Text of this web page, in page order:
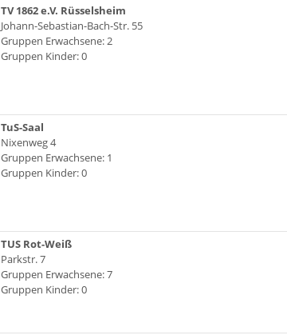
TV 1862 e.V. Rüsselsheim
Johann-Sebastian-Bach-Str. 55
Gruppen Erwachsene: 2
Gruppen Kinder: 0
TuS-Saal
Nixenweg 4
Gruppen Erwachsene: 1
Gruppen Kinder: 0
TUS Rot-Weiß
Parkstr. 7
Gruppen Erwachsene: 7
Gruppen Kinder: 0